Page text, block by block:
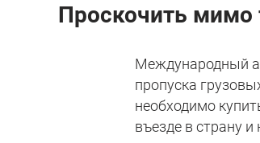
Проскочить мимо
Международный
пропуска
необходимо
въезде в страну